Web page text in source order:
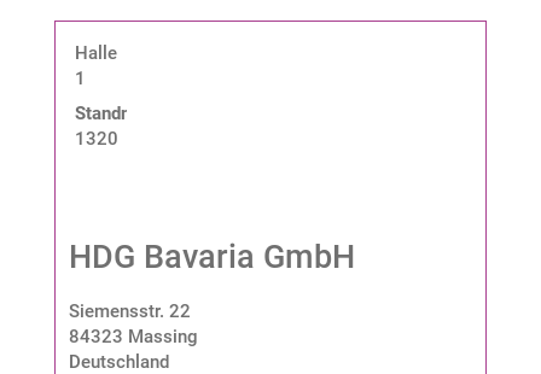
Halle
1
Standnummer:
1320
HDG Bavaria GmbH
Siemensstr. 22
84323 Massing
Deutschland